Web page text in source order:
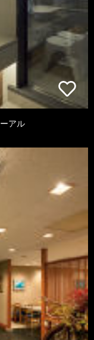
アル